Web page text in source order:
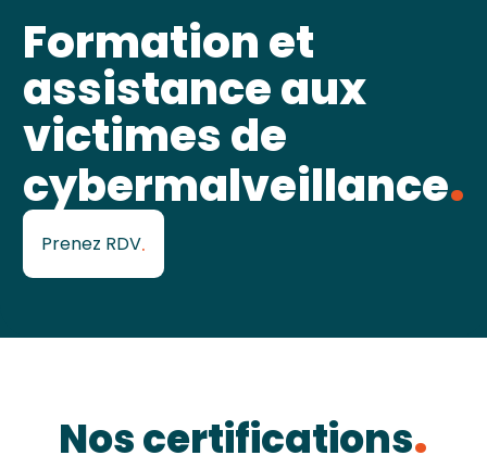
Formation et
assistance aux
victimes de
cybermalveillance
Prenez RDV
Nos certifications